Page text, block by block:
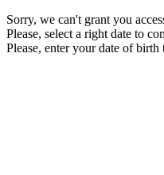
Sorry, we can't grant you
Please, select a right date to
Please, enter your date of birth